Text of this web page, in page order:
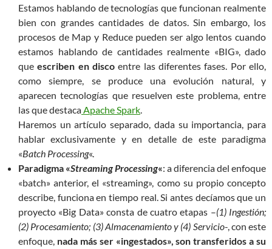
Estamos hablando de tecnologías que funcionan realmente
bien con grandes cantidades de datos. Sin embargo, los
procesos de Map y Reduce pueden ser algo lentos cuando
estamos hablando de cantidades realmente «BIG», dado
queescriben en disco entre las diferentes fases. Por ello,
como siempre, se produce una evolución natural, y
aparecen tecnologías que resuelven este problema, entre
las que destacaApache Spark.
Haremos un artículo separado, dada su importancia, para
hablar exclusivamente y en detalle de este paradigma
«Batch Processing«.
Paradigma «Streaming Processing«: a diferencia del enfoque
«batch» anterior, el «streaming», como su propio concepto
describe, funciona en tiempo real. Si antes decíamos que un
proyecto «Big Data» consta de cuatro etapas –(1) Ingestión;
(2) Procesamiento; (3) Almacenamiento y (4) Servicio-, con este
enfoque, nada más ser «ingestados», son transferidos a su